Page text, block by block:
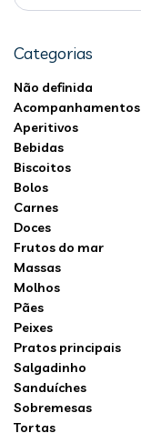
Categorias
Não definida
Acompanhamentos
Aperitivos
Bebidas
Biscoitos
Bolos
Carnes
Doces
Frutos do mar
Massas
Molhos
Pães
Peixes
Pratos principais
Salgadinho
Sanduíches
Sobremesas
Tortas